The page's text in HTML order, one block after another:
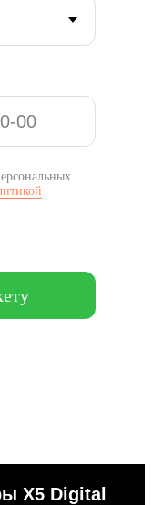
Х5 Digital